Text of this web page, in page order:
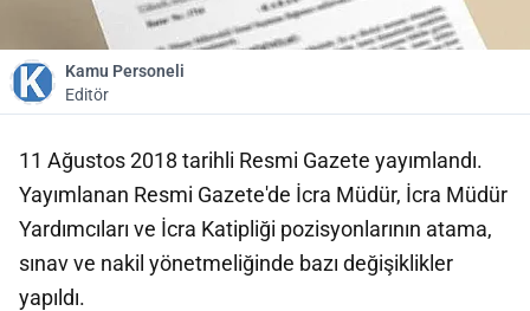
Kamu Personeli
Editör
11 Ağustos 2018 tarihli Resmi Gazete yayımlandı.
Yayımlanan Resmi Gazete'de İcra Müdür, İcra Müdür
Yardımcıları ve İcra Katipliği pozisyonlarının atama,
sınav ve nakil yönetmeliğinde bazı değişiklikler
yapıldı.